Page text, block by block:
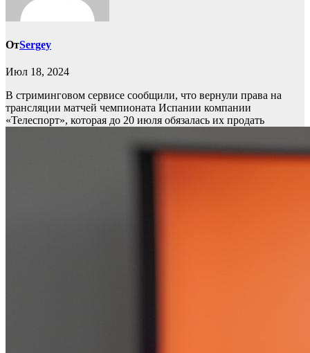
ОтSergey
Июл 18, 2024
В стриминговом сервисе сообщили, что вернули права на
трансляции матчей чемпионата Испании компании
«Телеспорт», которая до 20 июля обязалась их продать